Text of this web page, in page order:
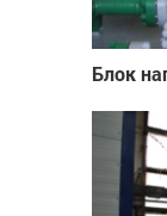
Блок